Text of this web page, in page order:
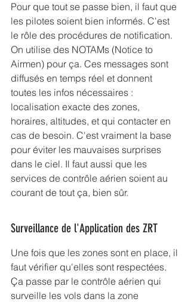
Pour que tout se passe bien, il faut que
les pilotes soient bien informés. C'est
le rôle des procédures de notification.
On utilise des NOTAMs (Notice to
Airmen) pour ça. Ces messages sont
diffusés en temps réel et donnent
toutes les infos nécessaires :
localisation exacte des zones,
horaires, altitudes, et qui contacter en
cas de besoin. C'est vraiment la base
pour éviter les mauvaises surprises
dans le ciel. Il faut aussi que les
services de contrôle aérien soient au
courant de tout ça, bien sûr.
Surveillance de l'Application des ZRT
Une fois que les zones sont en place, il
faut vérifier qu'elles sont respectées.
Ça passe par le contrôle aérien qui
surveille les vols dans la zone